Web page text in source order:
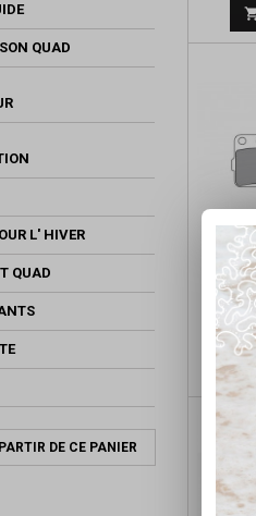
QUAD
L' HIVER
QUAD
DE CE PANIER
2